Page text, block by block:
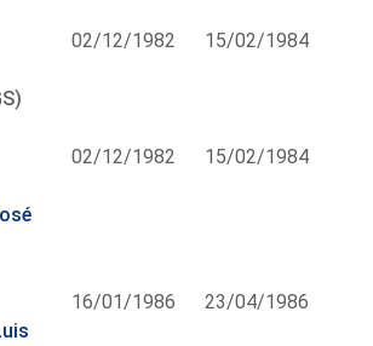
02/12/1982 15/02/1984
02/12/1982 15/02/1984
16/01/1986 23/04/1986